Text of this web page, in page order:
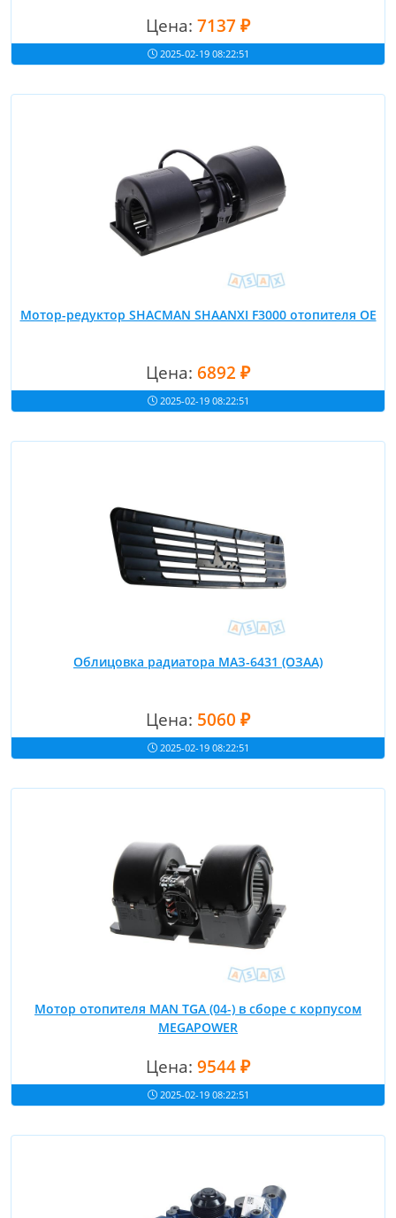
Цена: 7137 ₽
2025-02-19 08:22:51
Мотор-редуктор SHACMAN SHAANXI F3000 отопителя OE
Цена: 6892 ₽
2025-02-19 08:22:51
Облицовка радиатора МАЗ-6431 (ОЗАА)
Цена: 5060 ₽
2025-02-19 08:22:51
Мотор отопителя MAN TGA (04-) в сборе с корпусом
MEGAPOWER
Цена: 9544 ₽
2025-02-19 08:22:51